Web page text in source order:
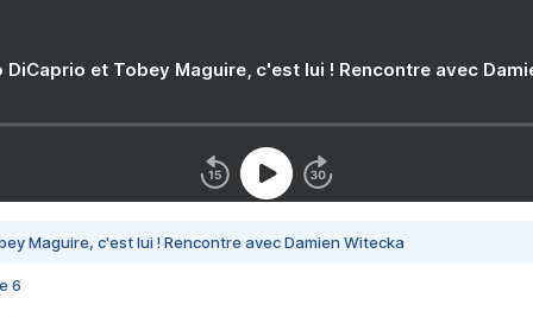
DiCaprio et Tobey Maguire, c'est lui ! Rencontre avec
Maguire, c'est lui ! Rencontre avec Damien Witecka
6